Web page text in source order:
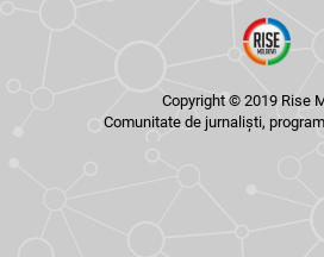
Copyright © 2019 Rise
Comunitate de jurnaliști,